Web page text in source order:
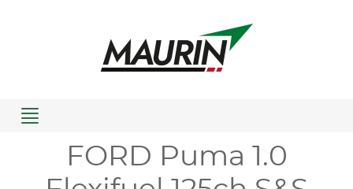
Menu
FORD Puma 1.0